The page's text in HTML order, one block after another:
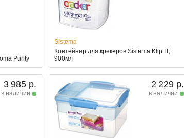
Purity
Sistema
Контейнер для крекеров Sistema Klip IT,
900мл
3 985 р.
в наличии
2 229 р.
в наличии